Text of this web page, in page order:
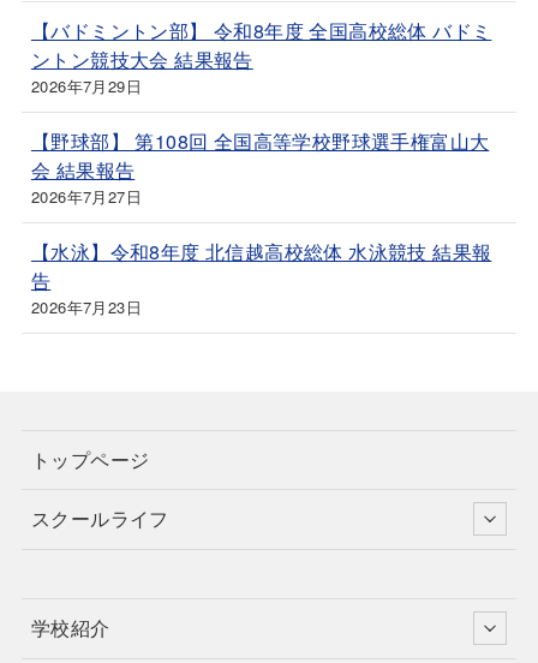
【バドミントン部】 令和8年度 全国高校総体 バドミ
ントン競技大会 結果報告
2026年7月29日
【野球部】 第108回 全国高等学校野球選手権富山大
会 結果報告
2026年7月27日
【水泳】令和8年度 北信越高校総体 水泳競技 結果報
告
2026年7月23日
トップページ
スクールライフ
学校紹介